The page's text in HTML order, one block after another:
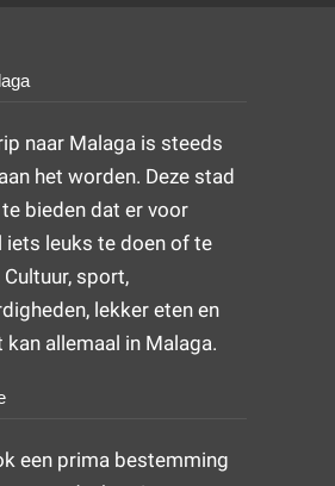
naar Malaga is steeds
het worden. Deze stad
bieden dat er voor
iets leuks te doen of te
sport,
lekker eten en
kan allemaal in Malaga.
een prima bestemming